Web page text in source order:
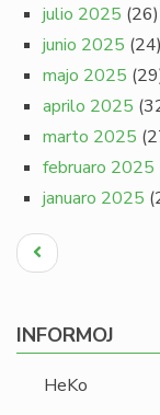
julio 2025 (26)
junio 2025 (24)
majo 2025
aprilo 2025
marto 2025
februaro 2025
januaro 2025
Pagination
Antaŭa
paĝo
INFORMOJ
HeKo